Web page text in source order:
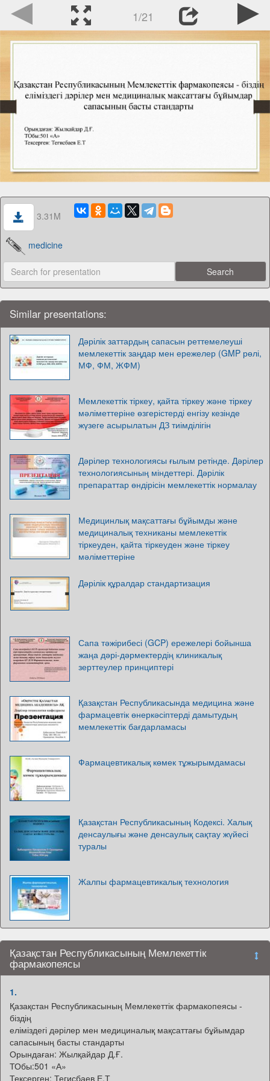
1/21
3.31M
medicine
Similar presentations:
Дәрілік заттардың сапасын реттемелеуші
мемлекеттік заңдар мен ережелер (GMP рөлі,
МФ, ФМ, ЖФМ)
Мемлекеттік тіркеу, қайта тіркеу және тіркеу
мәліметтеріне өзгерістерді енгізу кезінде
жүзеге асырылатын ДЗ тиімділігін
Дәрілер технологиясы ғылым ретінде. Дәрілер
технологиясының міндеттері. Дәрілік
препараттар өндірісін мемлекеттік нормалау
Медицинлық мақсаттағы бұйымды және
медициналық техниканы мемлекеттік
тіркеуден, қайта тіркеуден және тіркеу
мәліметтеріне
Дәрілік құралдар стандартизация
Сапа тәжірибесі (GCP) ережелері бойынша
жаңа дәрі-дәрмектердің клиникалық
зерттеулер принциптері
Қазақстан Республикасында медицина және
фармацевтік өнеркәсіптерді дамытудың
мемлекеттік бағдарламасы
Фармацевтикалық көмек тұжырымдамасы
Қазақстан Республикасының Кодексі. Халық
денсаулығы және денсаулық сақтау жүйесі
туралы
Жалпы фармацевтикалық технология
Қазақстан Республикасының Мемлекеттік
фармакопеясы
1.
Қазақстан Республикасының Мемлекеттік фармакопеясы -
біздің
еліміздегі дәрілер мен медициналық мақсаттағы бұйымдар
сапасының басты стандарты
Орындаған: Жылқайдар Д.Ғ.
ТОбы:501 «А»
Тексерген: Тегисбаев Е.Т